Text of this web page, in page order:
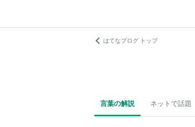
はてなブログ トップ
言葉の解説 ネットで話題